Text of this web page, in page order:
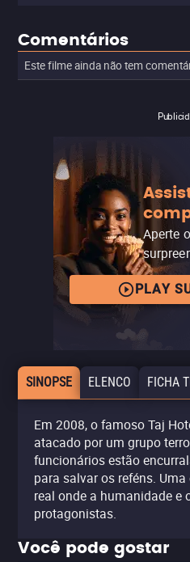
Comentários
Este filme ainda não tem
Aperte
PLAY
SINOPSE ELENCO FICHA
Em 2008, o famoso Taj
atacado por um grupo
funcionários estão
para salvar os reféns.
real onde a humanidade e
protagonistas.
Você pode gostar